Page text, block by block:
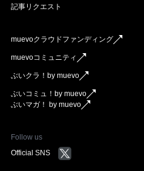
記事リクエスト
muevoクラウドファンディング
muevoコミュニティ
ぶいクラ！by muevo
ぶいコミュ！by muevo
ぶいマガ！ by muevo
Follow us
Official SNS